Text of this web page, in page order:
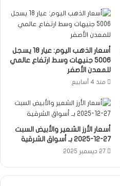
أسعار الذهب اليوم: عيار 18 يسجل
5006 جنيهات وسط ارتفاع عالمي
للمعدن الأصفر
منذ 4 أسابيع
أسعار الأرز الشعير والأبيض السبت
27-12-2025 بـ أسواق الشرقية
27 ديسمبر 2025